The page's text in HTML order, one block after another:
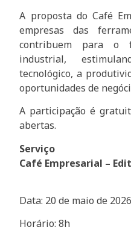
A proposta do Café
empresas das
contribuem para o
industrial,
tecnológico, a
oportunidades de
A participação é
abertas.
Serviço
Café Empresarial –
Data: 20 de maio de 2026
Horário: 8h